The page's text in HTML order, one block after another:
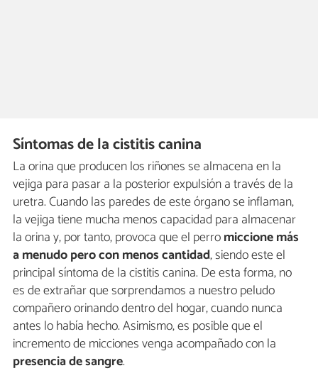
Síntomas de la cistitis canina
La orina que producen los riñones se almacena en la
vejiga para pasar a la posterior expulsión a través de la
uretra. Cuando las paredes de este órgano se inflaman,
la vejiga tiene mucha menos capacidad para almacenar
la orina y, por tanto, provoca que el perromiccione más
a menudo pero con menos cantidad, siendo este el
principal síntoma de la cistitis canina. De esta forma, no
es de extrañar que sorprendamos a nuestro peludo
compañero orinando dentro del hogar, cuando nunca
antes lo había hecho. Asimismo, es posible que el
incremento de micciones venga acompañado con la
presencia de sangre.